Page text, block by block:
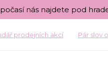
nás najdete pod
prodejních akcí Pár slov